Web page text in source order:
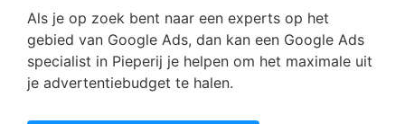
Als je op zoek bent naar een experts op het
gebied van Google Ads, dan kan een Google Ads
specialist in Pieperij je helpen om het maximale uit
je advertentiebudget te halen.